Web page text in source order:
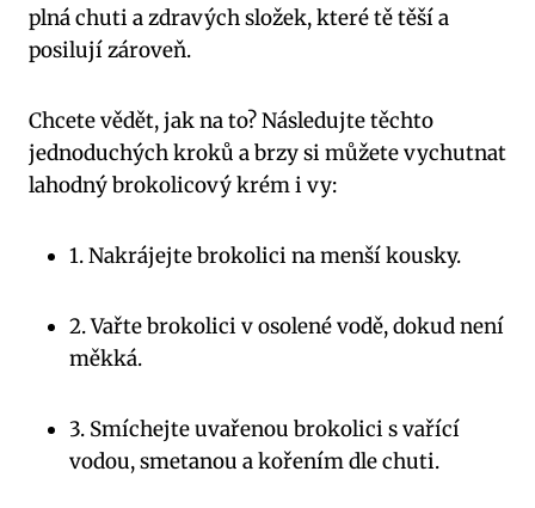
plná chuti a zdravých složek, které tě těší a
posilují zároveň.
Chcete vědět, jak na to? Následujte těchto
jednoduchých kroků a brzy si můžete vychutnat
lahodný brokolicový krém i vy:
1. Nakrájejte brokolici na menší kousky.
2. Vařte brokolici v osolené vodě, dokud není
měkká.
3. Smíchejte uvařenou brokolici s vařící
vodou, smetanou a kořením dle chuti.